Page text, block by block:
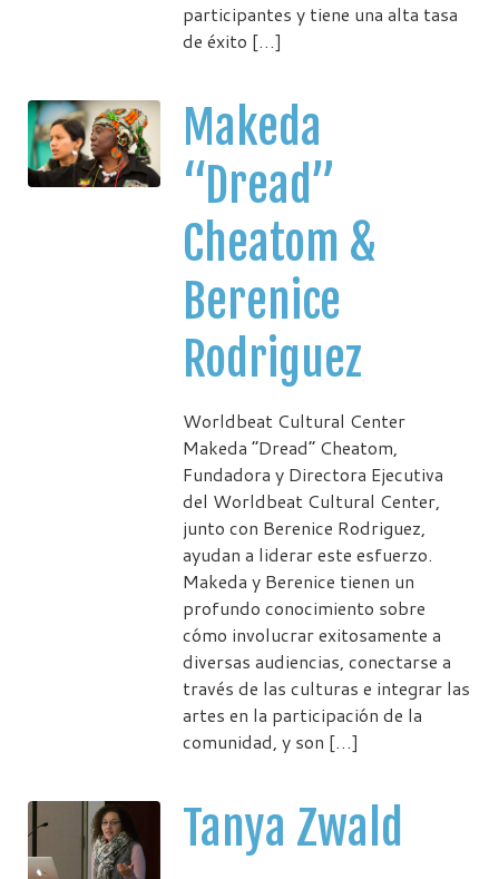
participantes y tiene una alta tasa
de éxito […]
Makeda
“Dread”
Cheatom &
Berenice
Rodriguez
Worldbeat Cultural Center
Makeda “Dread” Cheatom,
Fundadora y Directora Ejecutiva
del Worldbeat Cultural Center,
junto con Berenice Rodriguez,
ayudan a liderar este esfuerzo.
Makeda y Berenice tienen un
profundo conocimiento sobre
cómo involucrar exitosamente a
diversas audiencias, conectarse a
través de las culturas e integrar las
artes en la participación de la
comunidad, y son […]
Tanya Zwald